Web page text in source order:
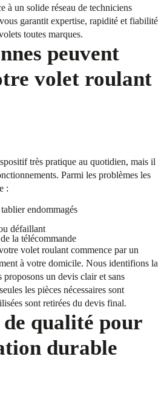
à un solide réseau de techniciens
garantit expertise, rapidité et fiabilité
toutes marques.
peuvent
volet roulant
très pratique au quotidien, mais il
Parmi les problèmes les
:
endommagés
défaillant
la télécommande
volet roulant commence par un
à votre domicile. Nous identifions la
proposons un devis clair et sans
les pièces nécessaires sont
sont retirées du devis final.
de qualité pour
durable